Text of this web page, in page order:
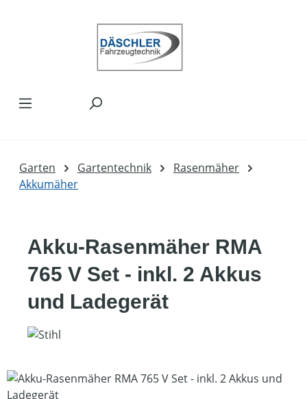
Garten Gartentechnik
Rasenmäher
Akkumäher
Akku-Rasenmäher RMA
765 V Set - inkl. 2 Akkus
und Ladegerät
Bildergalerie überspringen